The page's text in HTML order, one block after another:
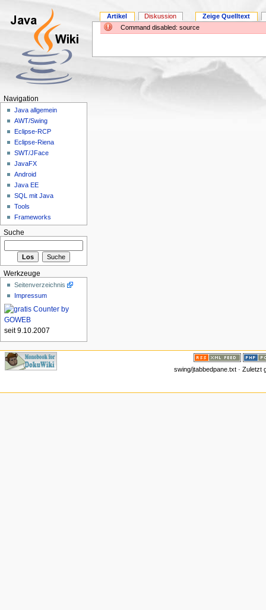
Command disabled: source
Artikel Diskussion Zeige Quelltext
Navigation
Java allgemein
AWT/Swing
Eclipse-RCP
Eclipse-Riena
SWT/JFace
JavaFX
Android
Java EE
SQL mit Java
Tools
Frameworks
Suche
Werkzeuge
Seitenverzeichnis
Impressum
seit 9.10.2007
swing/jtabbedpane.txt · Zuletzt